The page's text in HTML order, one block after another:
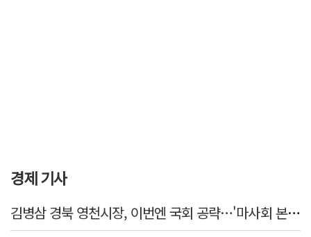
경제 기사
김병삼 경북 영천시장, 이번엔 국회 공략…'마사회 본사 이전·광역교통망 확충' 요청